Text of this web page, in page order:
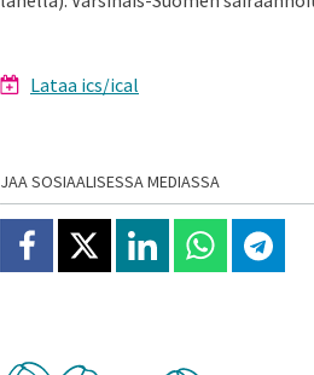
Lataa ics/ical
JAA SOSIAALISESSA MEDIASSA
Jaa Facebookissa
Jaa X:ssäJaa Linkedinissä
Jaa Jaa